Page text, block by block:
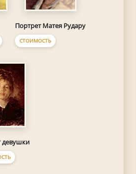
Портрет Матея Рудару
СТОИМОСТЬ
девушки